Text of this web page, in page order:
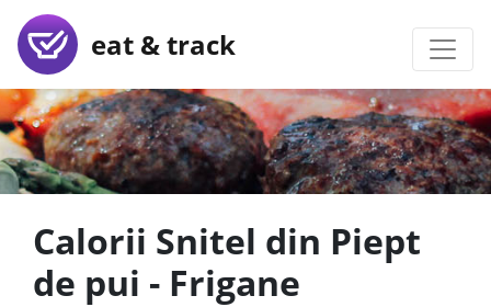
eat & track
Calorii Snitel din Piept
de pui - Frigane